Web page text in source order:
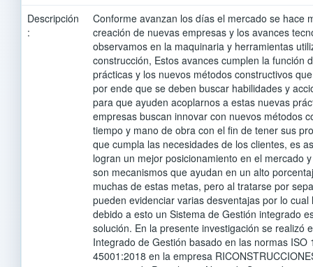
Descripción
:
Conforme avanzan los días el mercado se hace
creación de nuevas empresas y los avances
observamos en la maquinaria y herramientas
construcción, Estos avances cumplen la función
prácticas y los nuevos métodos constructivos
por ende que se deben buscar habilidades y
para que ayuden acoplarnos a estas nuevas
empresas buscan innovar con nuevos métodos
tiempo y mano de obra con el fin de tener sus
que cumpla las necesidades de los clientes, es
logran un mejor posicionamiento en el mercado
son mecanismos que ayudan en un alto
muchas de estas metas, pero al tratarse por
pueden evidenciar varias desventajas por lo
debido a esto un Sistema de Gestión integrado
solución. En la presente investigación se realizó
Integrado de Gestión basado en las normas ISO
45001:2018 en la empresa